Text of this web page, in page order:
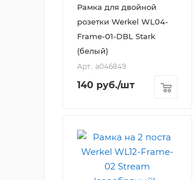
Рамка для двойной
розетки Werkel WL04-
Frame-01-DBL Stark
(белый)
Арт.: a046849
140 руб./шт